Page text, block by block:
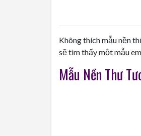
Không thích mẫu nền
sẽ tìm thấy một mẫu
Mẫu Nền Thư